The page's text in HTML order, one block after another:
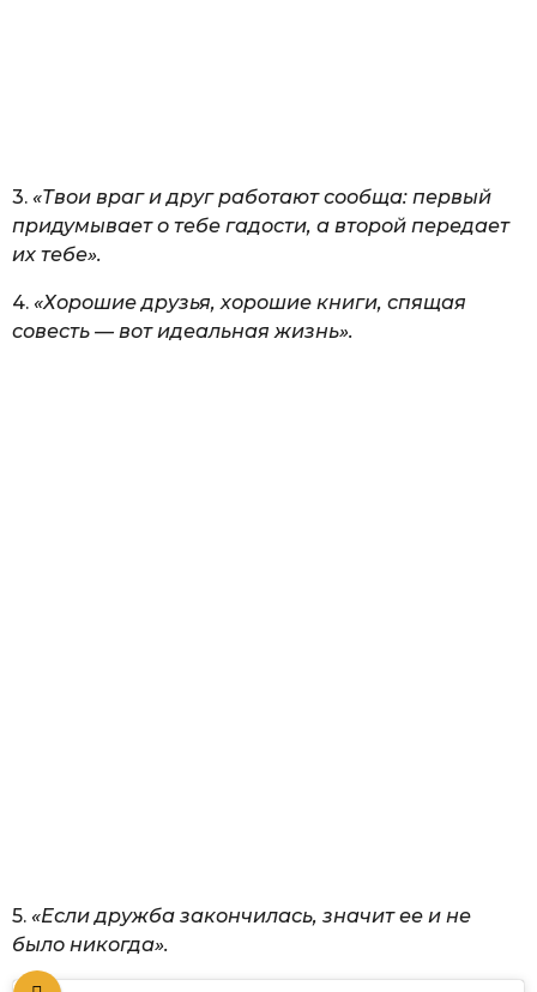
3. «Твои враг и друг работают сообща: первый
придумывает о тебе гадости, а второй передает
их тебе».
4. «Хорошие друзья, хорошие книги, спящая
совесть — вот идеальная жизнь».
5. «Если дружба закончилась, значит ее и не
было никогда».